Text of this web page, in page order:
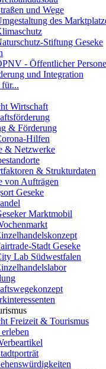
und Wege
des
Stiftung Geseke
- Öffentlicher
und Integration
für...
Wirtschaft
& Förderung
Hilfen
& Netzwerke
& Strukturdaten
von Aufträgen
Geseke
Marktmobil
Stadt Geseke
Lab Südwestfalen
Freizeit & Tourismus